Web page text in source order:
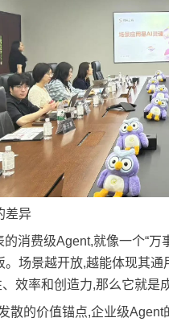
差异
消费级Agent,就像一个“
场景越开放,越能体现其
效率和创造力,那么它就是
散的价值锚点,企业级